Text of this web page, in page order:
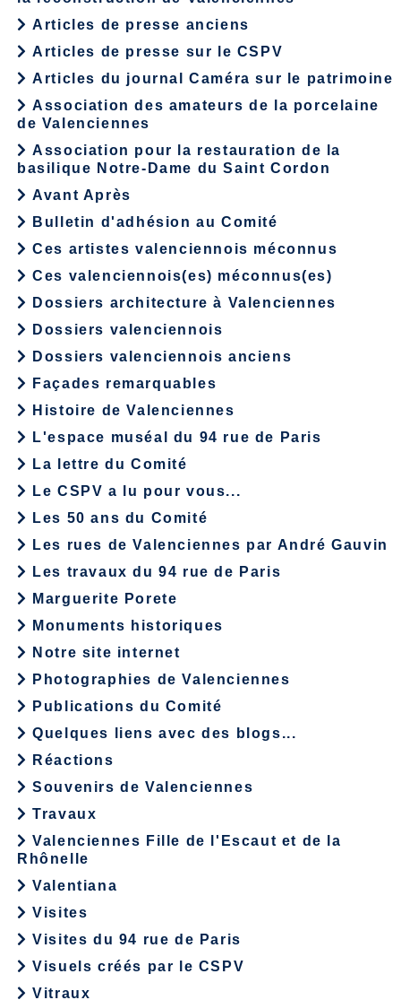
Articles de presse anciens
Articles de presse sur le CSPV
Articles du journal Caméra sur le patrimoine
Association des amateurs de la porcelaine
de Valenciennes
Association pour la restauration de la
basilique Notre-Dame du Saint Cordon
Avant Après
Bulletin d'adhésion au Comité
Ces artistes valenciennois méconnus
Ces valenciennois(es) méconnus(es)
Dossiers architecture à Valenciennes
Dossiers valenciennois
Dossiers valenciennois anciens
Façades remarquables
Histoire de Valenciennes
L'espace muséal du 94 rue de Paris
La lettre du Comité
Le CSPV a lu pour vous...
Les 50 ans du Comité
Les rues de Valenciennes par André Gauvin
Les travaux du 94 rue de Paris
Marguerite Porete
Monuments historiques
Notre site internet
Photographies de Valenciennes
Publications du Comité
Quelques liens avec des blogs...
Réactions
Souvenirs de Valenciennes
Travaux
Valenciennes Fille de l'Escaut et de la
Rhônelle
Valentiana
Visites
Visites du 94 rue de Paris
Visuels créés par le CSPV
Vitraux